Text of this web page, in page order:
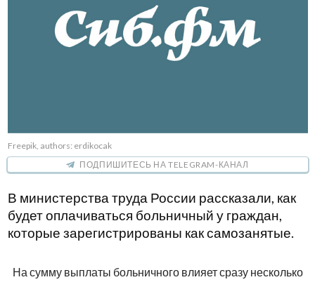
Freepik, authors: erdikocak
ПОДПИШИТЕСЬ НА TELEGRAM-КАНАЛ
В министерства труда России рассказали, как
будет оплачиваться больничный у граждан,
которые зарегистрированы как самозанятые.
На сумму выплаты больничного влияет сразу несколько